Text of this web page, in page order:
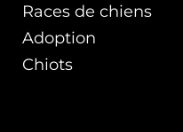
Races de chiens
Adoption
Chiots